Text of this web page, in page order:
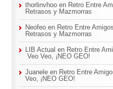
thorlinvhoo en Retro Entre
Retrasos y Mazmorras
Neofeo en Retro Entre
Retrasos y Mazmorras
LIB Actual en Retro Entre
Veo Veo, ¡NEO GEO!
Juanele en Retro Entre
Veo, ¡NEO GEO!